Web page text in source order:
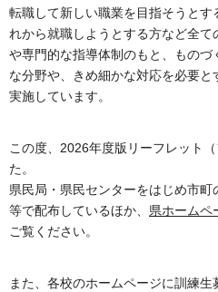
転職して新しい職業を目指そうとす
れから就職しようとする方など全
や専門的な指導体制のもと、もの
な分野や、きめ細かな対応を必要
実施しています。
この度、2026年度版リーフレット
た。
県民局・県民センターをはじめ市
等で配布しているほか、 県ホームペ
ご覧ください。
また、各校のホームページに訓練